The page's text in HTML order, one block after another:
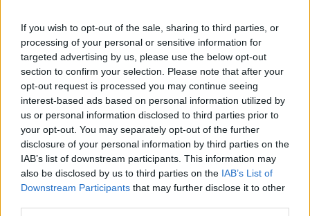
If you wish to opt-out of the sale, sharing to third parties, or
processing of your personal or sensitive information for
targeted advertising by us, please use the below opt-out
section to confirm your selection. Please note that after your
opt-out request is processed you may continue seeing
interest-based ads based on personal information utilized by
us or personal information disclosed to third parties prior to
your opt-out. You may separately opt-out of the further
disclosure of your personal information by third parties on the
IAB’s list of downstream participants. This information may
also be disclosed by us to third parties on the IAB’s List of
Downstream Participants that may further disclose it to other